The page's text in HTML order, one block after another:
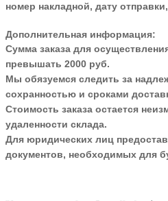
номер накладной, дату
Дополнительная информация:
Сумма заказа для
превышать 2000 руб.
Мы обязуемся следить за
сохранностью и сроками
Стоимость заказа остается
удаленности склада.
Для юридических лиц
документов, необходимых для